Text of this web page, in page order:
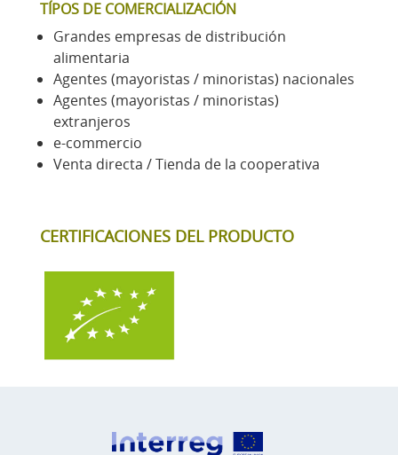
TÍPOS DE COMERCIALIZACIÓN
Grandes empresas de distribución
alimentaria
Agentes (mayoristas / minoristas) nacionales
Agentes (mayoristas / minoristas)
extranjeros
e-commercio
Venta directa / Tienda de la cooperativa
CERTIFICACIONES DEL PRODUCTO